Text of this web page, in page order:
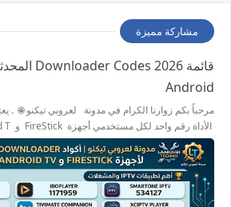
مشاركة مميزة
Android
الأداة رقم واحد لكل مستخدمي أجهزة FireStick و Android T…